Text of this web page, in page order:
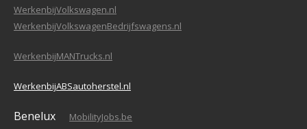
WerkenbijVolkswagen.nl
WerkenbijVolkswagenBedrijfswagens.nl
WerkenbijMANTrucks.nl
WerkenbijABSautoherstel.nl
Benelux MobilityJobs.be